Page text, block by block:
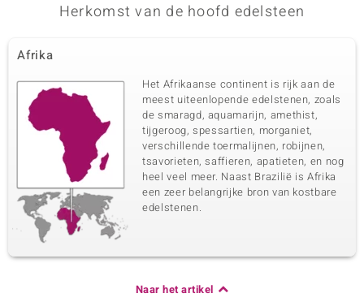
Herkomst van de hoofd edelsteen
Afrika
Het Afrikaanse continent is rijk aan de
meest uiteenlopende edelstenen, zoals
de smaragd, aquamarijn, amethist,
tijgeroog, spessartien, morganiet,
verschillende toermalijnen, robijnen,
tsavorieten, saffieren, apatieten, en nog
heel veel meer. Naast Brazilië is Afrika
een zeer belangrijke bron van kostbare
edelstenen.
Naar het artikel